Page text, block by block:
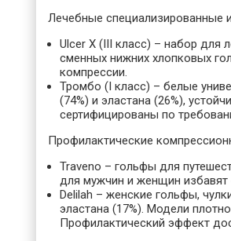
Лечебные специализированные
Ulcer X (III класс) – набор для
сменных нижних хлопковых
компрессии.
Тромбо (I класс) – белые
(74%) и эластана (26%),
сертифицированы по
Профилактические
Traveno – гольфы для
для мужчин и женщин избавят
Delilah – женские гольфы,
эластана (17%). Модели
Профилактический эффект